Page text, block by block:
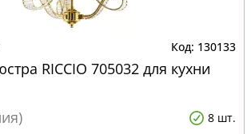
130133
RICCIO 705032 для кухни
8 шт.